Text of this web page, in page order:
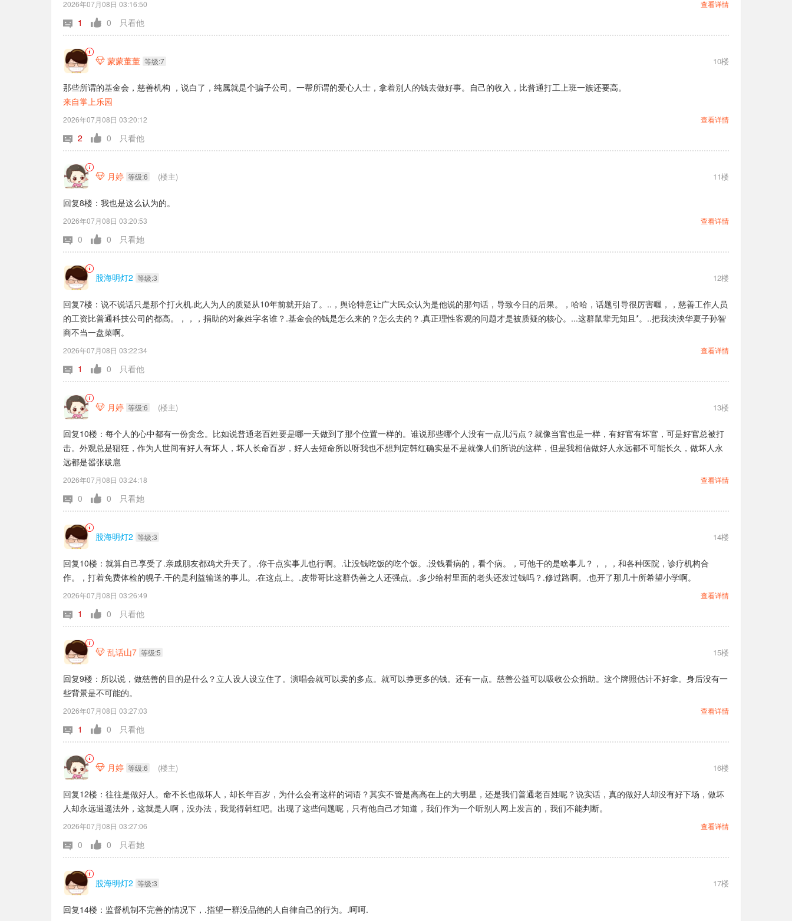
2026年07月08日 03:16:50 查看详情
1 0 只看他
 蒙蒙董董 等级:7 10楼
那些所谓的基金会，慈善机构 ，说白了，纯属就是个骗子公司。一帮所谓的爱心人士，拿着别人的钱去做好事。自己的收入，比普通打工上班一族还要高。
来自掌上乐园
2026年07月08日 03:20:12 查看详情
2 0 只看他
 月婷 等级:6 (楼主) 11楼
回复8楼：我也是这么认为的。
2026年07月08日 03:20:53 查看详情
0 0 只看她
股海明灯2 等级:3 12楼
回复7楼：说不说话只是那个打火机.此人为人的质疑从10年前就开始了。..，舆论特意让广大民众认为是他说的那句话，导致今日的后果。，哈哈，话题引导很厉害喔，，慈善工作人员
的工资比普通科技公司的都高。，，，捐助的对象姓字名谁？.基金会的钱是怎么来的？怎么去的？.真正理性客观的问题才是被质疑的核心。...这群鼠辈无知且*。..把我泱泱华夏子孙智
商不当一盘菜啊。
2026年07月08日 03:22:34 查看详情
1 0 只看他
 月婷 等级:6 (楼主) 13楼
回复10楼：每个人的心中都有一份贪念。比如说普通老百姓要是哪一天做到了那个位置一样的。谁说那些哪个人没有一点儿污点？就像当官也是一样，有好官有坏官，可是好官总被打
击。外观总是猖狂，作为人世间有好人有坏人，坏人长命百岁，好人去短命所以呀我也不想判定韩红确实是不是就像人们所说的这样，但是我相信做好人永远都不可能长久，做坏人永
远都是嚣张跋扈
2026年07月08日 03:24:18 查看详情
0 0 只看她
股海明灯2 等级:3 14楼
回复10楼：就算自己享受了.亲戚朋友都鸡犬升天了。.你干点实事儿也行啊。.让没钱吃饭的吃个饭。.没钱看病的，看个病。，可他干的是啥事儿？，，，和各种医院，诊疗机构合
作。，打着免费体检的幌子.干的是利益输送的事儿。.在这点上。.皮带哥比这群伪善之人还强点。.多少给村里面的老头还发过钱吗？.修过路啊。.也开了那几十所希望小学啊。
2026年07月08日 03:26:49 查看详情
1 0 只看他
 乱话山7 等级:5 15楼
回复9楼：所以说，做慈善的目的是什么？立人设人设立住了。演唱会就可以卖的多点。就可以挣更多的钱。还有一点。慈善公益可以吸收公众捐助。这个牌照估计不好拿。身后没有一
些背景是不可能的。
2026年07月08日 03:27:03 查看详情
1 0 只看他
 月婷 等级:6 (楼主) 16楼
回复12楼：往往是做好人。命不长也做坏人，却长年百岁，为什么会有这样的词语？其实不管是高高在上的大明星，还是我们普通老百姓呢？说实话，真的做好人却没有好下场，做坏
人却永远逍遥法外，这就是人啊，没办法，我觉得韩红吧。出现了这些问题呢，只有他自己才知道，我们作为一个听别人网上发言的，我们不能判断。
2026年07月08日 03:27:06 查看详情
0 0 只看她
股海明灯2 等级:3 17楼
回复14楼：监督机制不完善的情况下，.指望一群没品德的人自律自己的行为。.呵呵.